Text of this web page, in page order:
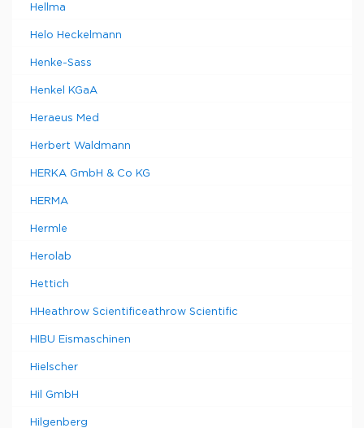
Hellma
Helo Heckelmann
Henke-Sass
Henkel KGaA
Heraeus Med
Herbert Waldmann
HERKA GmbH & Co KG
HERMA
Hermle
Herolab
Hettich
HHeathrow Scientificeathrow Scientific
HIBU Eismaschinen
Hielscher
Hil GmbH
Hilgenberg